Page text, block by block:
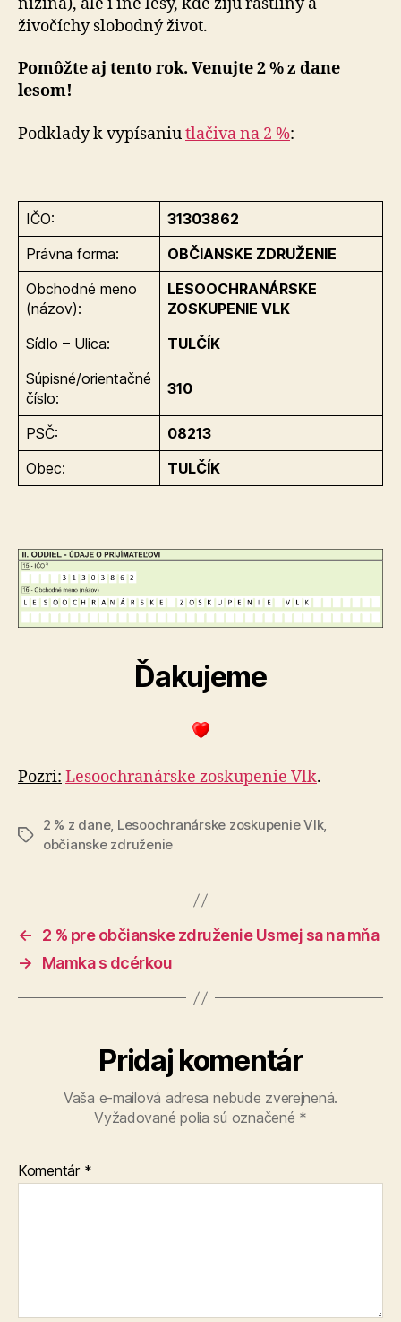
živočíchy slobodný život.
Pomôžte aj tento rok. Venujte 2 % z dane
lesom!
Podklady k vypísaniutlačiva na 2 %:
IČO:
31303862
Právna forma:
OBČIANSKE ZDRUŽENIE
Obchodné meno
(názov):
LESOOCHRANÁRSKE
ZOSKUPENIE VLK
Sídlo – Ulica:
TULČÍK
Súpisné/orientačné
číslo:
310
PSČ:
08213
Obec:
TULČÍK
Ďakujeme
Pozri: Lesoochranárske zoskupenie Vlk.
Značky
2 % z dane, Lesoochranárske zoskupenie Vlk,
občianske združenie
←
2 % pre občianske združenie Usmej sa na mňa
→
Mamka s dcérkou
Pridaj komentár
Vaša e-mailová adresa nebude zverejnená.
Vyžadované polia sú označené *
Komentár *